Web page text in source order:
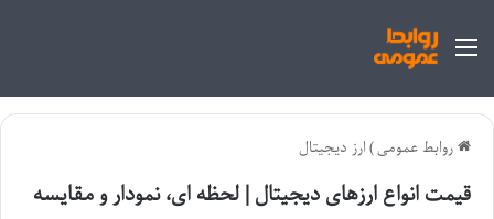
منو
روابط عمومی)ارز دیجیتال
قیمت انواع ارزهای دیجیتال | لحظه ای، نمودار و مقایسه